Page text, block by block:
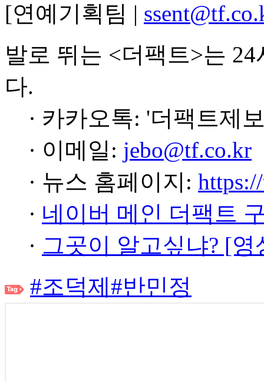
[연예기획팀 |
발로 뛰는 <더팩트>는
다.
· 카카오톡: '더팩트제
· 이메일: jebo@tf.co.kr
· 뉴스 홈페이지:
· 네이버 메인 더팩트
· 그곳이 알고싶냐? [
#조덕제#반민정